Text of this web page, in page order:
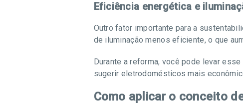
Eficiência energética e
Outro fator importante para a
de iluminação menos eficiente, o que
Durante a reforma, você pode levar
sugerir eletrodomésticos mais
Como aplicar o conceito